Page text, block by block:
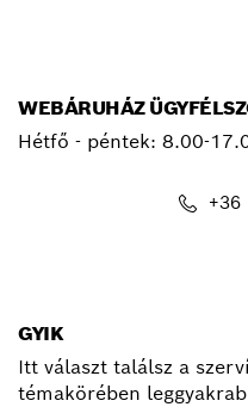
WEBÁRUHÁZ
Hétfő - péntek: 8.00-
+36
GYIK
Itt választ találsz a
témakörében